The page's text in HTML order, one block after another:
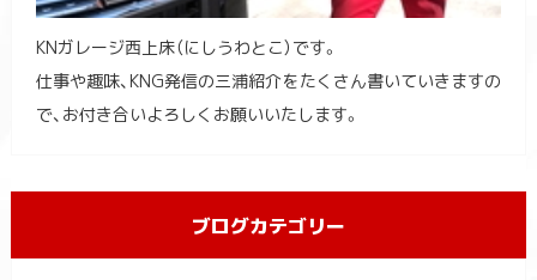
KNガレージ西上床（にしうわとこ）です。
仕事や趣味、KNG発信の三浦紹介をたくさん書いていきますの
で、お付き合いよろしくお願いいたします。
ブログカテゴリー